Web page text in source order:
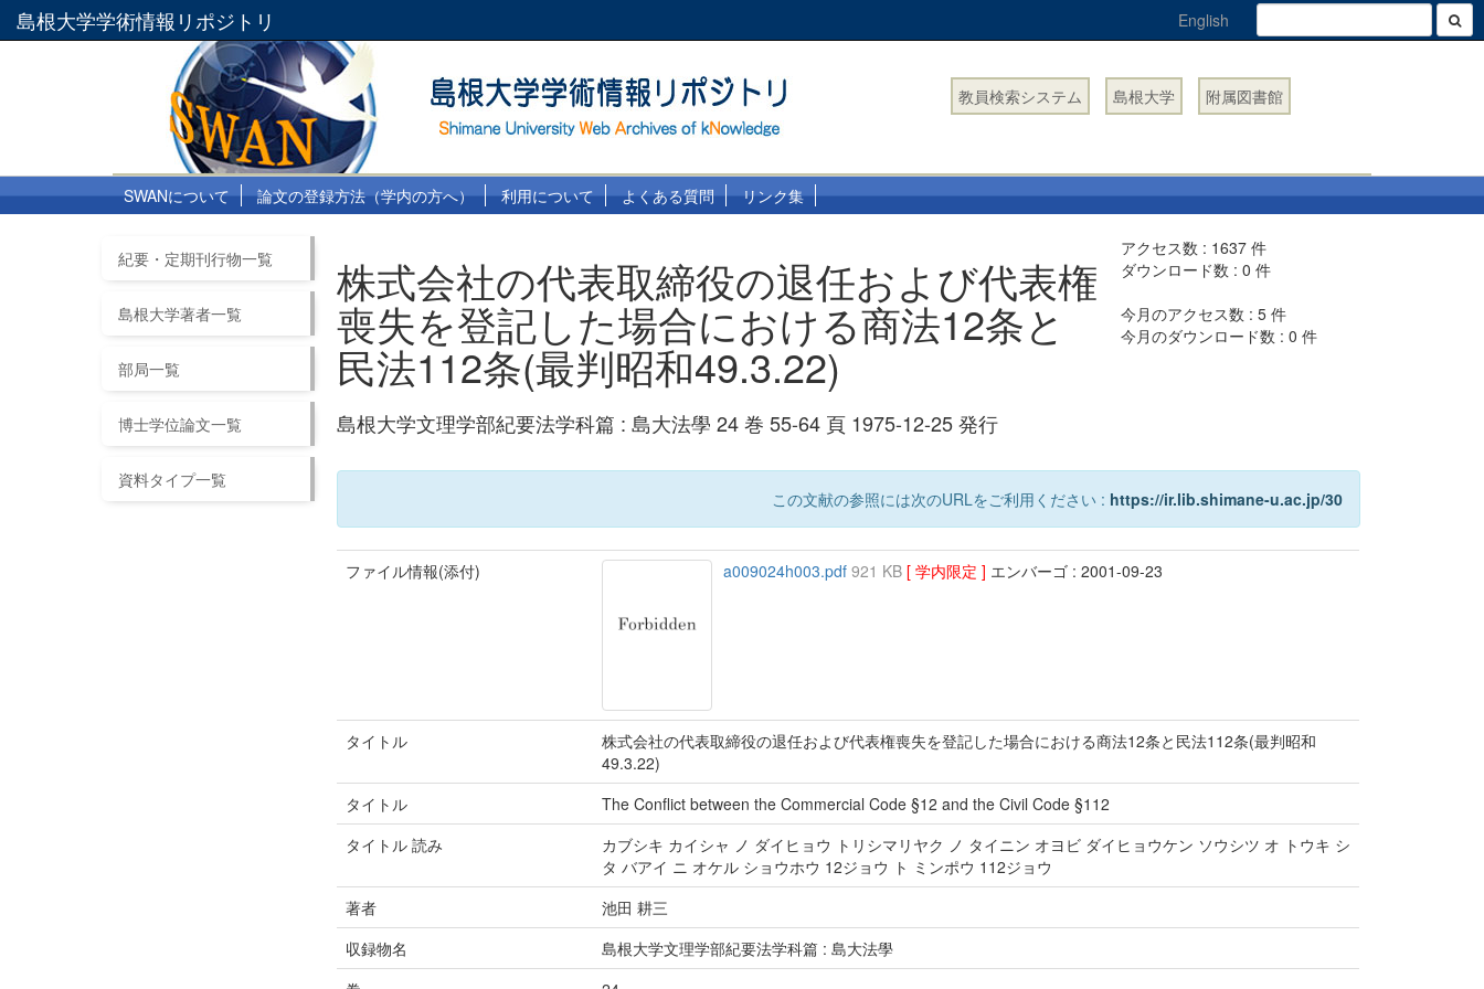
島根大学学術情報リポジトリ English
教員検索システム 島根大学 附属図書館
SWANについて 論文の登録方法（学内の方へ） 利用について よくある質問 リンク集
紀要・定期刊行物一覧
島根大学著者一覧
部局一覧
博士学位論文一覧
資料タイプ一覧
株式会社の代表取締役の退任および代表権
喪失を登記した場合における商法12条と
民法112条(最判昭和49.3.22)
島根大学文理学部紀要法学科篇 : 島大法學 24 巻 55-64 頁 1975-12-25 発行
アクセス数 : 1637 件
ダウンロード数 :0 件
今月のアクセス数 :5 件
今月のダウンロード数 :0 件
この文献の参照には次のURLをご利用ください : https://ir.lib.shimane-u.ac.jp/30
ファイル情報(添付) a009024h003.pdf921 KB [ 学内限定 ] エンバーゴ : 2001-09-23
タイトル
株式会社の代表取締役の退任および代表権喪失を登記した場合における商法12条と民法112条(最判昭和
49.3.22)
タイトル
The Conflict between the Commercial Code §12 and the Civil Code §112
タイトル 読み
カブシキ カイシャ ノ ダイヒョウ トリシマリヤク ノ タイニン オヨビ ダイヒョウケン ソウシツ オ トウキ シ
タ バアイ ニ オケル ショウホウ 12ジョウ ト ミンポウ 112ジョウ
著者
池田 耕三
収録物名
島根大学文理学部紀要法学科篇 : 島大法學